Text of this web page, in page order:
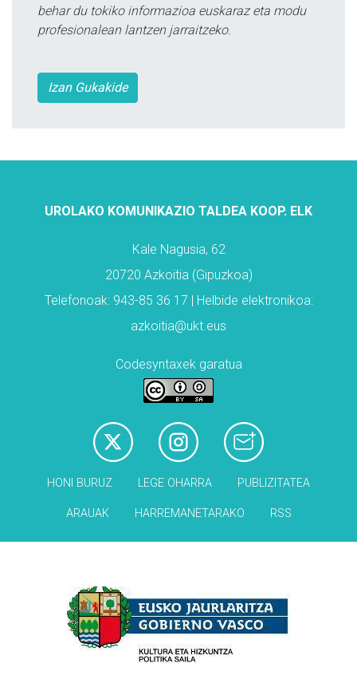
behar du tokiko informazioa euskaraz eta modu
profesionalean lantzen jarraitzeko.
Izan Gukakide
UROLAKO KOMUNIKAZIO TALDEA KOOP. ELK
Kale Nagusia, 62
20720 Azkoitia (Gipuzkoa)
Telefonoak: 943-85 36 17 | Helbide elektronikoa:
azkoitia@ukt.eus
Codesyntaxek garatua
HONI BURUZ LEGE OHARRA PUBLIZITATEA
ARAUAK HARREMANETARAKO RSS